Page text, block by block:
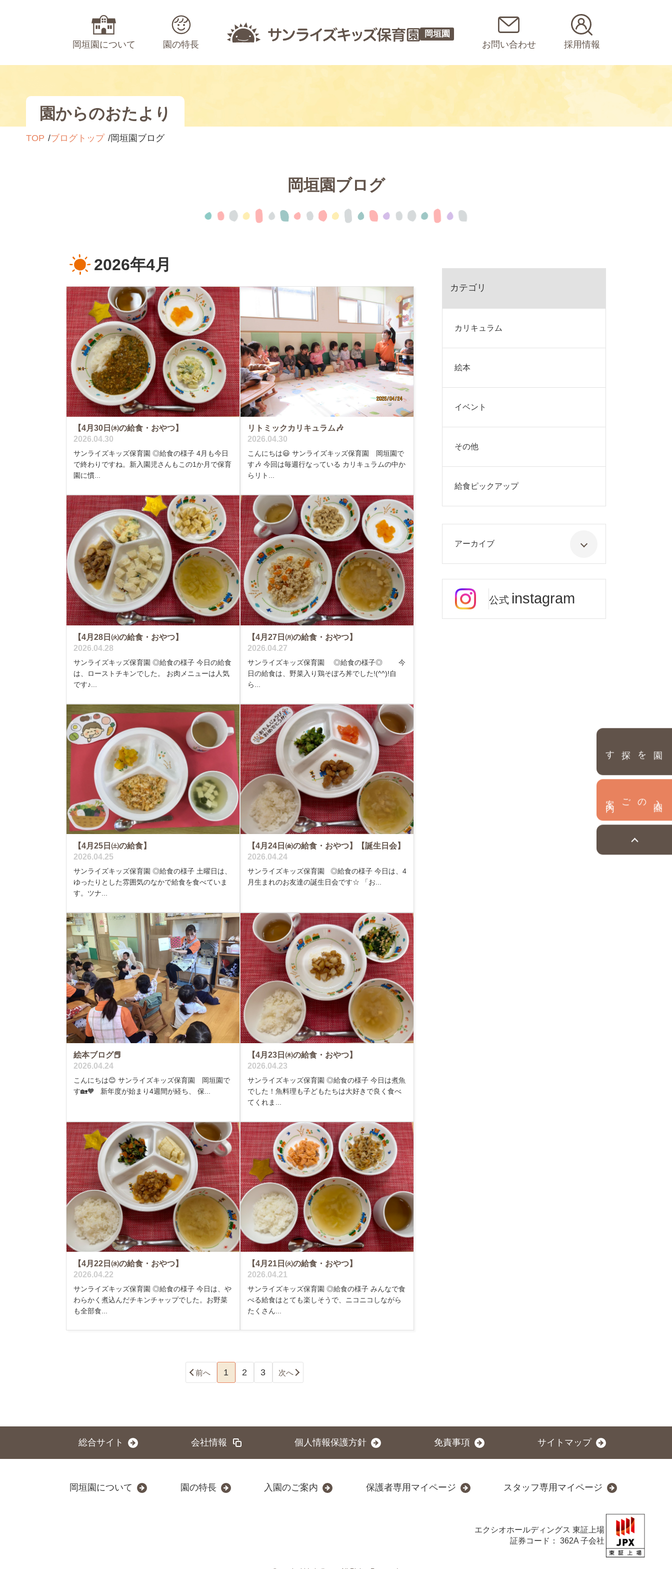
岡垣園について 園の特長
岡垣園
お問い合わせ 採用情報
園を探す
園からのおたより
TOP ブログトップ 岡垣園ブログ
岡垣園ブログ
2026年4月
【4月30日㈭の給食・おやつ】
2026.04.30
サンライズキッズ保育園 ◎給食の様子 4月も今日
で終わりですね。新入園児さんもこの1か月で保育
園に慣...
リトミックカリキュラム🎶
2026.04.30
こんにちは😃 サンライズキッズ保育園 岡垣園で
す🎶 今回は毎週行なっている カリキュラムの中か
らリト...
【4月28日㈫の給食・おやつ】
2026.04.28
サンライズキッズ保育園 ◎給食の様子 今日の給食
は、ローストチキンでした。 お肉メニューは人気
です♪...
【4月27日㈪の給食・おやつ】
2026.04.27
サンライズキッズ保育園 ◎給食の様子◎ 今
日の給食は、野菜入り鶏そぼろ丼でした!(^^)!自
ら...
【4月25日㈯の給食】
2026.04.25
サンライズキッズ保育園 ◎給食の様子 土曜日は、
ゆったりとした雰囲気のなかで給食を食べていま
す。ツナ...
【4月24日㈮の給食・おやつ】【誕生日会】
2026.04.24
サンライズキッズ保育園 ◎給食の様子 今日は、4
月生まれのお友達の誕生日会です☆ 「お...
絵本ブログ📕
2026.04.24
こんにちは😊 サンライズキッズ保育園 岡垣園で
す🏡🧡 新年度が始まり4週間が経ち、 保...
【4月23日㈭の給食・おやつ】
2026.04.23
サンライズキッズ保育園 ◎給食の様子 今日は煮魚
でした！魚料理も子どもたちは大好きで良く食べ
てくれま...
【4月22日㈬の給食・おやつ】
2026.04.22
サンライズキッズ保育園 ◎給食の様子 今日は、や
わらかく煮込んだチキンチャップでした。お野菜
も全部食...
【4月21日㈫の給食・おやつ】
2026.04.21
サンライズキッズ保育園 ◎給食の様子 みんなで食
べる給食はとても楽しそうで、ニコニコしながら
たくさん...
前へ 1 2 3 次へ
カテゴリ
カリキュラム
絵本
イベント
その他
給食ピックアップ
アーカイブ
公式 instagram
総合サイト 会社情報 個人情報保護方針 免責事項 サイトマップ
岡垣園について 園の特長 入園のご案内 保護者専用マイページ スタッフ専用マイページ
エクシオホールディングス 東証上場
証券コード： 362A 子会社